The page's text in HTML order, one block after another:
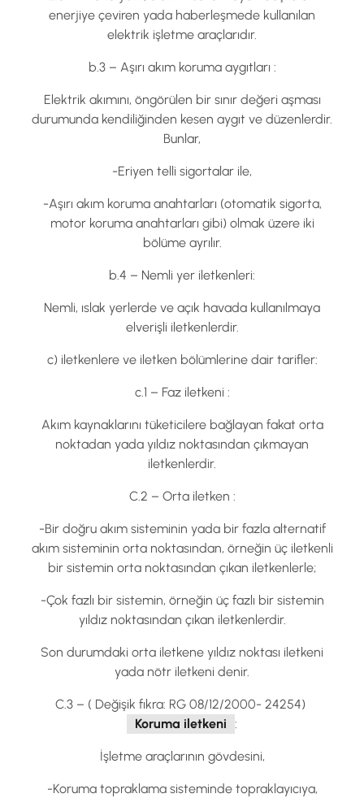
enerjiye çeviren yada haberleşmede kullanılan
elektrik işletme araçlarıdır.
b.3 – Aşırı akım koruma aygıtları :
Elektrik akımını, öngörülen bir sınır değeri aşması
durumunda kendiliğinden kesen aygıt ve düzenlerdir.
Bunlar,
-Eriyen telli sigortalar ile,
-Aşırı akım koruma anahtarları (otomatik sigorta,
motor koruma anahtarları gibi) olmak üzere iki
bölüme ayrılır.
b.4 – Nemli yer iletkenleri:
Nemli, ıslak yerlerde ve açık havada kullanılmaya
elverişli iletkenlerdir.
c) iletkenlere ve iletken bölümlerine dair tarifler:
c.1 – Faz iletkeni :
Akım kaynaklarını tüketicilere bağlayan fakat orta
noktadan yada yıldız noktasından çıkmayan
iletkenlerdir.
C.2 – Orta iletken :
-Bir doğru akım sisteminin yada bir fazla alternatif
akım sisteminin orta noktasından, örneğin üç iletkenli
bir sistemin orta noktasından çıkan iletkenlerle;
-Çok fazlı bir sistemin, örneğin üç fazlı bir sistemin
yıldız noktasından çıkan iletkenlerdir.
Son durumdaki orta iletkene yıldız noktası iletkeni
yada nötr iletkeni denir.
C.3 – ( Değişik fıkra: RG 08/12/2000- 24254)
Koruma iletkeni :
İşletme araçlarının gövdesini,
-Koruma topraklama sisteminde topraklayıcıya,